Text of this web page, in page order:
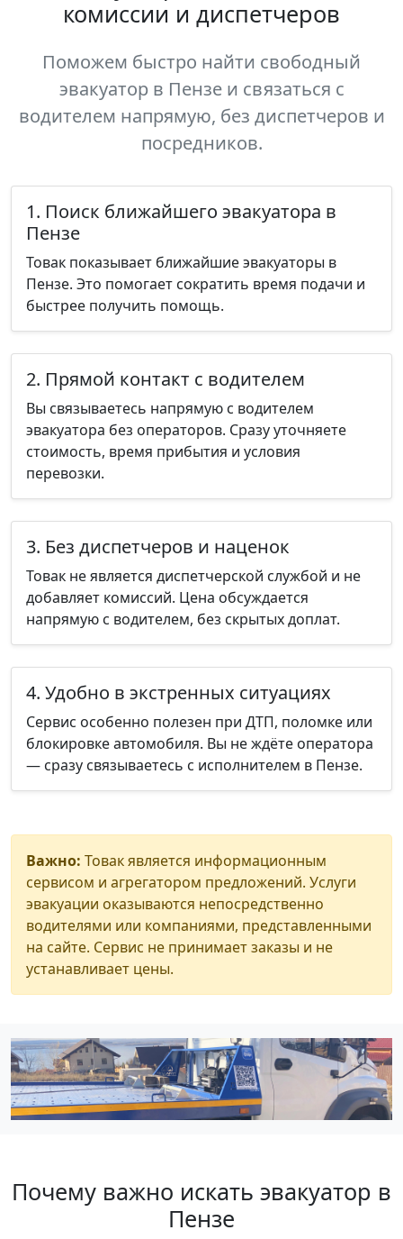
комиссии и диспетчеров
Поможем быстро найти свободный
эвакуатор в Пензе и связаться с
водителем напрямую, без диспетчеров и
посредников.
1. Поиск ближайшего эвакуатора в
Пензе
Товак показывает ближайшие эвакуаторы в
Пензе. Это помогает сократить время подачи и
быстрее получить помощь.
2. Прямой контакт с водителем
Вы связываетесь напрямую с водителем
эвакуатора без операторов. Сразу уточняете
стоимость, время прибытия и условия
перевозки.
3. Без диспетчеров и наценок
Товак не является диспетчерской службой и не
добавляет комиссий. Цена обсуждается
напрямую с водителем, без скрытых доплат.
4. Удобно в экстренных ситуациях
Сервис особенно полезен при ДТП, поломке или
блокировке автомобиля. Вы не ждёте оператора
— сразу связываетесь с исполнителем в Пензе.
Важно: Товак является информационным
сервисом и агрегатором предложений. Услуги
эвакуации оказываются непосредственно
водителями или компаниями, представленными
на сайте. Сервис не принимает заказы и не
устанавливает цены.
Почему важно искать эвакуатор в
Пензе